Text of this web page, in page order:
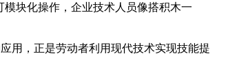
块化操作，企业技术人员像搭积木一
用，正是劳动者利用现代技术实现技能提